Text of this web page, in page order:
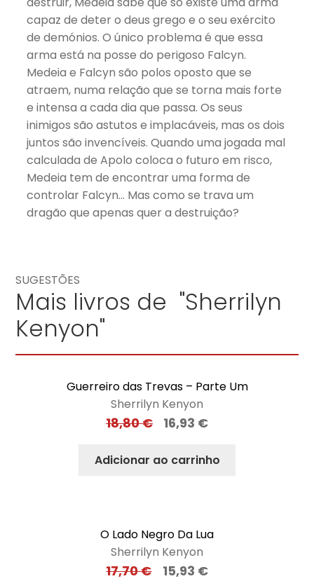
capaz de deter o deus grego e o seu exército
de demónios. O único problema é que essa
arma está na posse do perigoso Falcyn.
Medeia e Falcyn são polos oposto que se
atraem, numa relação que se torna mais forte
e intensa a cada dia que passa. Os seus
inimigos são astutos e implacáveis, mas os dois
juntos são invencíveis. Quando uma jogada mal
calculada de Apolo coloca o futuro em risco,
Medeia tem de encontrar uma forma de
controlar Falcyn… Mas como se trava um
dragão que apenas quer a destruição?
SUGESTÕES
Mais livros de "Sherrilyn
Kenyon"
Guerreiro das Trevas – Parte Um
Sherrilyn Kenyon
18,80€ 16,93 €
Adicionar ao carrinho
O Lado Negro Da Lua
Sherrilyn Kenyon
17,70€ 15,93 €